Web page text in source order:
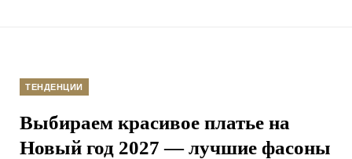
ТЕНДЕНЦИИ
Выбираем красивое платье на
Новый год 2027 — лучшие фасоны